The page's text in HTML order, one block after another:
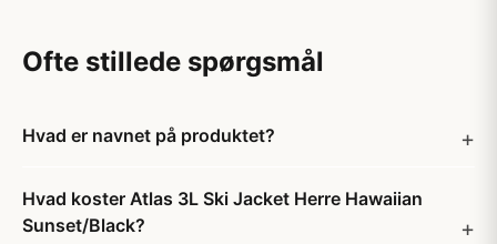
Ofte stillede spørgsmål
Hvad er navnet på produktet?
Hvad koster Atlas 3L Ski Jacket Herre Hawaiian
Sunset/Black?